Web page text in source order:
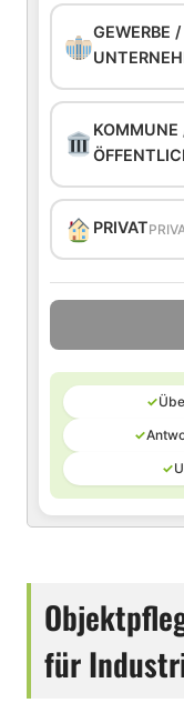
GEWERBE /
KOMMUNE
PRIVAT
✓
✓
✓
für